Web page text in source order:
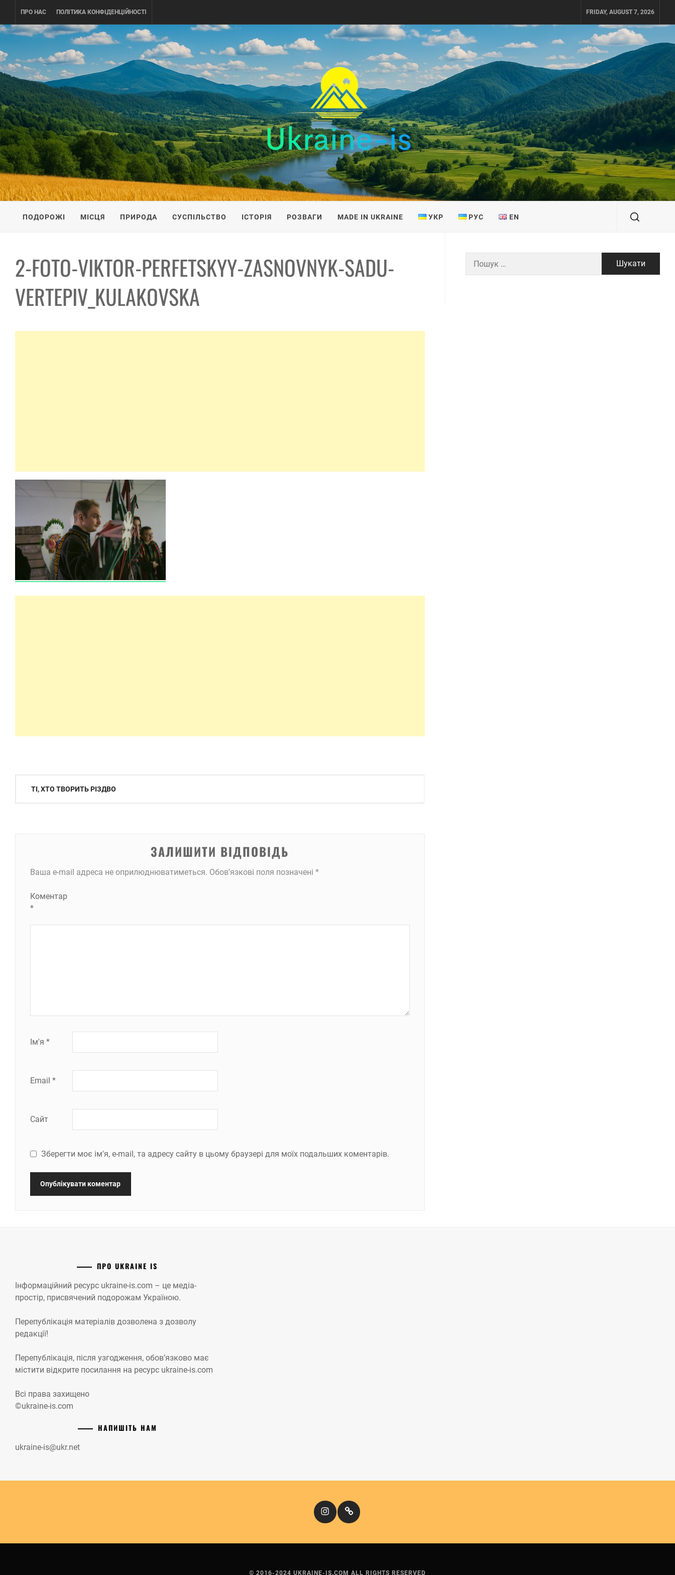
content
ПРО НАС ПОЛІТИКА КОНФІДЕНЦІЙНОСТІ FRIDAY, AUGUST 7, 2026
UKRAINE-IS
ПОДОРОЖI ПО УКРАЇНІ
ПОДОРОЖІ МІСЦЯ ПРИРОДА СУСПІЛЬСТВО ІСТОРІЯ РОЗВАГИ MADE IN UKRAINE УКР РУС EN
2-FOTO-VIKTOR-PERFETSKYY-ZASNOVNYK-SADU-
VERTEPIV_KULAKOVSKA
Навігація
ТІ, ХТО ТВОРИТЬ РІЗДВО
ЗАЛИШИТИ ВІДПОВІДЬ
Ваша e-mail адреса не оприлюднюватиметься. Обов’язкові поля позначені *
Коментар
*
Ім'я *
Email *
Сайт
Зберегти моє ім'я, e-mail, та адресу сайту в цьому браузері для моїх подальших коментарів.
ПРО UKRAINE IS
Інформаційний ресурс ukraine-is.com – це медіа-
простір, присвячений подорожам Україною.
Перепублікація матеріалів дозволена з дозволу
редакції!
Перепублікація, після узгодження, обов’язково має
містити відкрите посилання на ресурс ukraine-is.com
Всі права захищено
©ukraine-is.com
НАПИШІТЬ НАМ
ukraine-is@ukr.net
InstagramКіномандри
© 2016-2024 UKRAINE-IS.COM ALL RIGHTS RESERVED